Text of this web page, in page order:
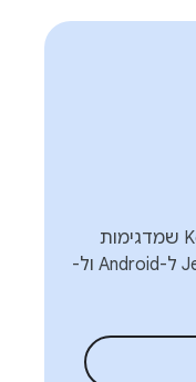
דוגמאות ל-Kotlin Multiplatform שמדגימות
איך להשתמש בספריות Jetpack ל-Android ול-